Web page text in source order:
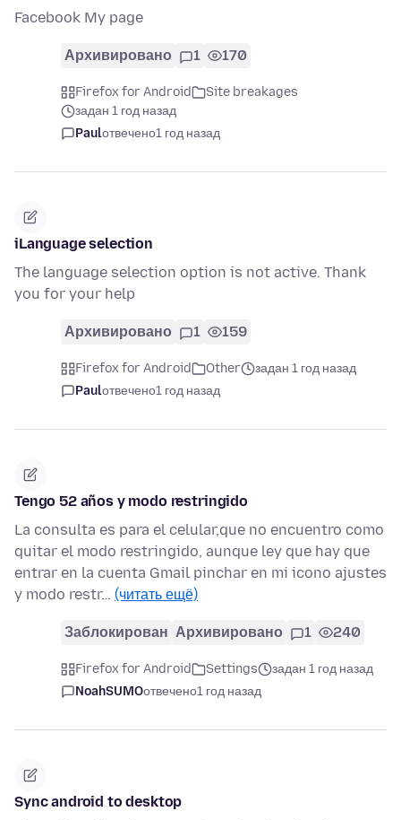
Facebook My page
Архивировано 1 170
Firefox for Android
Site breakages
задан 1 год назад
Paulотвечено1 год назад
iLanguage selection
The language selection option is not active. Thank
you for your help
Архивировано 1 159
Firefox for Android Other
задан 1 год назад
Paulотвечено1 год назад
Tengo 52 años y modo restringido
La consulta es para el celular,que no encuentro como
quitar el modo restringido, aunque ley que hay que
entrar en la cuenta Gmail pinchar en mi icono ajustes
y modo restr… (читать ещё)
Заблокирован Архивировано 1 240
Firefox for Android Settings
задан 1 год назад
NoahSUMOотвечено1 год назад
Sync android to desktop